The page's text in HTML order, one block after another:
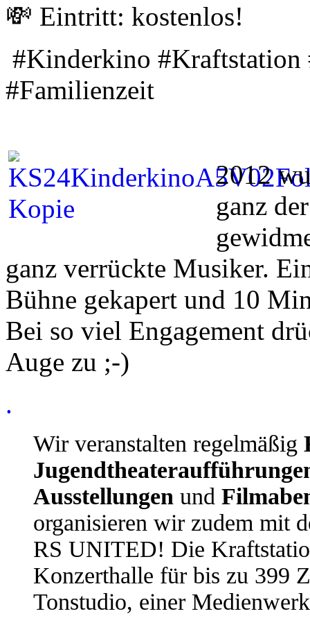
💸 Eintritt: kostenlos!
#Kinderkino #Kraftstation
#Familienzeit
2012
ganz
ganz verrückte Musiker.
Bühne gekapert und 10
Bei so viel Engagement
Auge zu ;-)
.
Wir veranstalten regelmäßig
Ausstellungen und
organisieren wir zudem mit
RS UNITED! Die
Konzerthalle für bis zu 399
Tonstudio, einer